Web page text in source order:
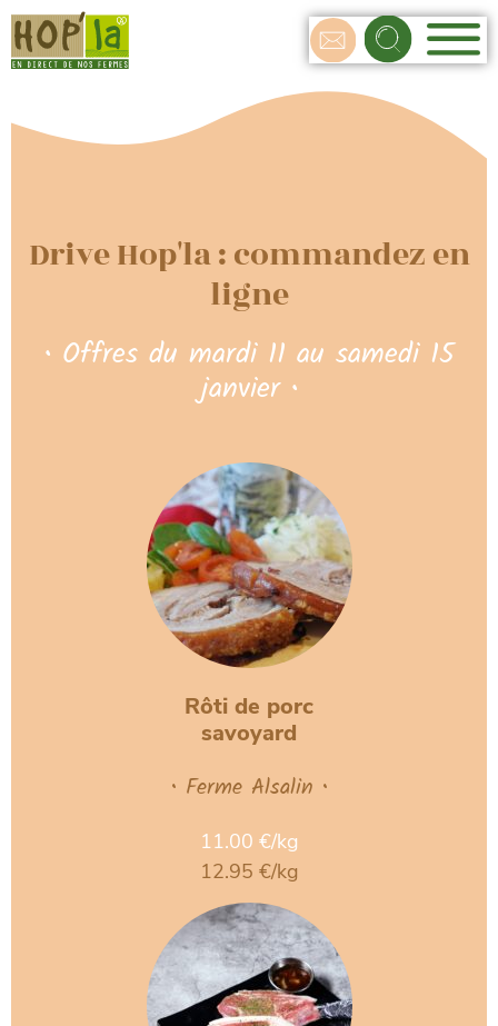
Drive Hop'la : commandez en
ligne
• Offres du mardi 11 au samedi 15
janvier •
Rôti de porc
savoyard
• Ferme Alsalin •
11.00 €/kg
12.95 €/kg